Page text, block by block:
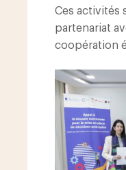
Ces activités
partenariat
coopération